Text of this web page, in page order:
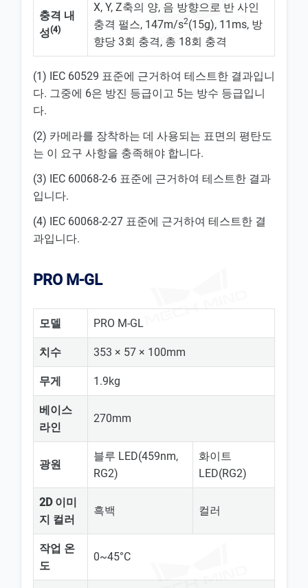
충격 내
성(4)
X, Y, Z축의 양, 음 방향으로 반 사인
충격 펄스, 147m/s2(15g), 11ms, 방
향당 3회 충격, 총 18회 충격
(1) IEC 60529 표준에 근거하여 테스트한 결과입니
다. 그중에 6은 방진 등급이고 5는 방수 등급입니
다.
(2) 카메라를 장착하는 데 사용되는 표면의 평탄도
는 이 요구 사항을 충족해야 합니다.
(3) IEC 60068-2-6 표준에 근거하여 테스트한 결과
입니다.
(4) IEC 60068-2-27 표준에 근거하여 테스트한 결
과입니다.
PRO M-GL
모델 PRO M-GL
치수 353 × 57 × 100mm
무게 1.9kg
베이스
라인
270mm
광원
블루 LED(459nm,
RG2)
화이트
LED(RG2)
2D 이미
지 컬러
흑백 컬러
작업 온
도
0~45°C